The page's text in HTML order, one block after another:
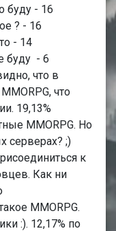
буду - 16
? - 16
- 14
буду - 6
что в
что
19,13%
MMORPG. Но
серверах? ;)
к
Как ни
MMORPG.
:). 12,17% по